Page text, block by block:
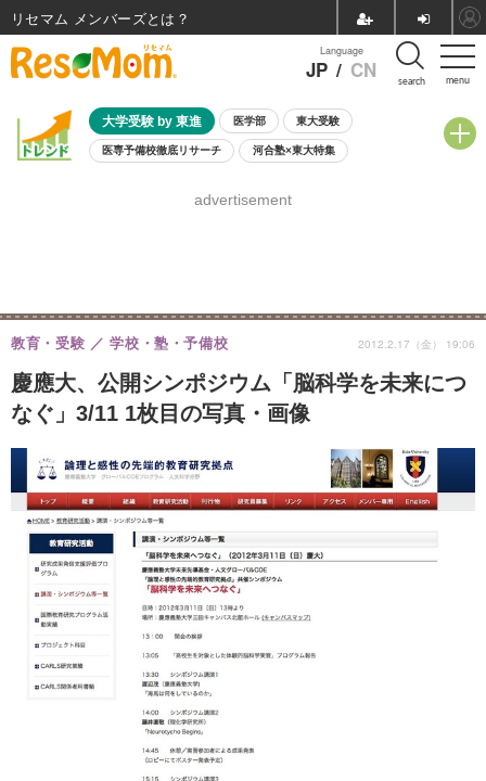
menu
Language
JP / CN search
大学受験 by 東進 医学部 東大受験
医専予備校徹底リサーチ 河合塾×東大特集
8月開催学校説明会・相談会
advertisement
慶應大、公開シンポジウム「脳科学を未来につ
なぐ」3/11 1枚目の写真・画像
教育・受験 学校・塾・予備校 2012.2.17（金） 19:06
リセマム メンバーズ